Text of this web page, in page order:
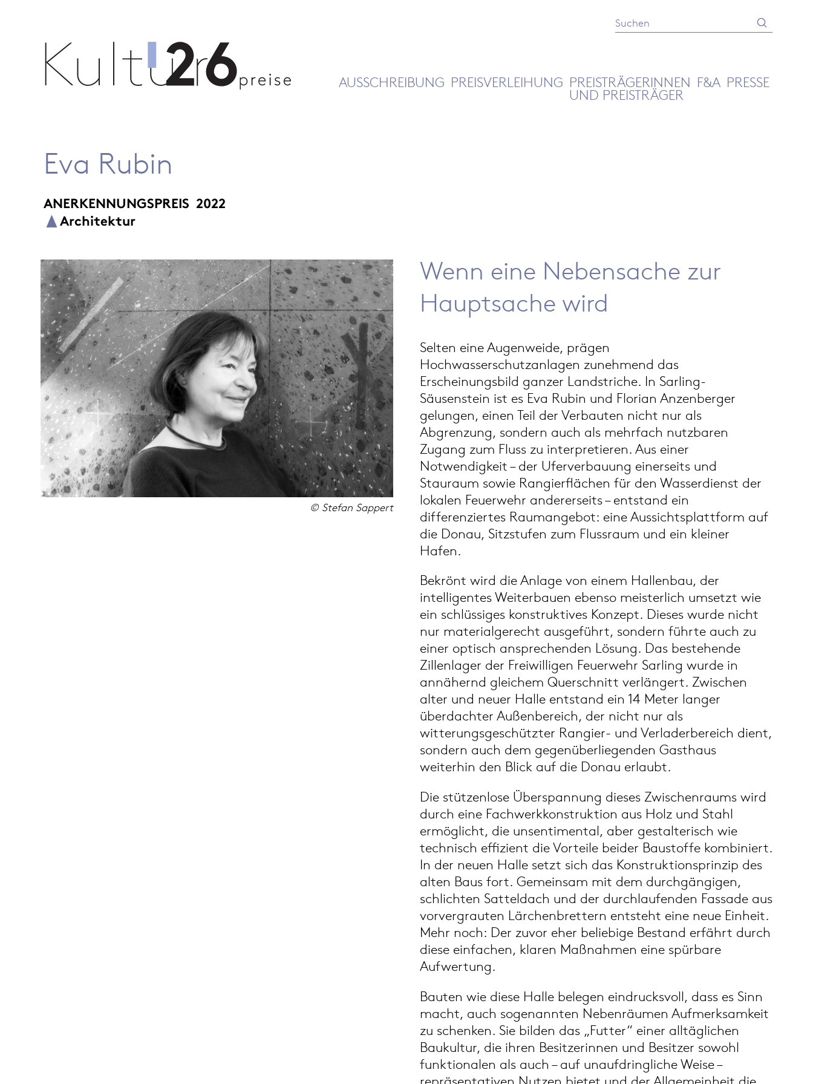
Suche
Absenden
AUSSCHREIBUNG PREISVERLEIHUNG PREISTRÄGERINNEN
UND PREISTRÄGER
F&A PRESSE
Eva Rubin
ANERKENNUNGSPREIS 2022
Architektur
© Stefan Sappert
Wenn eine Nebensache zur
Hauptsache wird
Selten eine Augenweide, prägen
Hochwasserschutzanlagen zunehmend das
Erscheinungsbild ganzer Landstriche. In Sarling-
Säusenstein ist es Eva Rubin und Florian Anzenberger
gelungen, einen Teil der Verbauten nicht nur als
Abgrenzung, sondern auch als mehrfach nutzbaren
Zugang zum Fluss zu interpretieren. Aus einer
Notwendigkeit – der Uferverbauung einerseits und
Stauraum sowie Rangierflächen für den Wasserdienst der
lokalen Feuerwehr andererseits – entstand ein
differenziertes Raumangebot: eine Aussichtsplattform auf
die Donau, Sitzstufen zum Flussraum und ein kleiner
Hafen.
Bekrönt wird die Anlage von einem Hallenbau, der
intelligentes Weiterbauen ebenso meisterlich umsetzt wie
ein schlüssiges konstruktives Konzept. Dieses wurde nicht
nur materialgerecht ausgeführt, sondern führte auch zu
einer optisch ansprechenden Lösung. Das bestehende
Zillenlager der Freiwilligen Feuerwehr Sarling wurde in
annähernd gleichem Querschnitt verlängert. Zwischen
alter und neuer Halle entstand ein 14 Meter langer
überdachter Außenbereich, der nicht nur als
witterungsgeschützter Rangier- und Verladerbereich dient,
sondern auch dem gegenüberliegenden Gasthaus
weiterhin den Blick auf die Donau erlaubt.
Die stützenlose Überspannung dieses Zwischenraums wird
durch eine Fachwerkkonstruktion aus Holz und Stahl
ermöglicht, die unsentimental, aber gestalterisch wie
technisch effizient die Vorteile beider Baustoffe kombiniert.
In der neuen Halle setzt sich das Konstruktionsprinzip des
alten Baus fort. Gemeinsam mit dem durchgängigen,
schlichten Satteldach und der durchlaufenden Fassade aus
vorvergrauten Lärchenbrettern entsteht eine neue Einheit.
Mehr noch: Der zuvor eher beliebige Bestand erfährt durch
diese einfachen, klaren Maßnahmen eine spürbare
Aufwertung.
Bauten wie diese Halle belegen eindrucksvoll, dass es Sinn
macht, auch sogenannten Nebenräumen Aufmerksamkeit
zu schenken. Sie bilden das „Futter“ einer alltäglichen
Baukultur, die ihren Besitzerinnen und Besitzer sowohl
funktionalen als auch – auf unaufdringliche Weise –
repräsentativen Nutzen bietet und der Allgemeinheit die